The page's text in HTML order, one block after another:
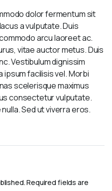
dolor fermentum sit
a vulputate. Duis
arcu laoreet ac.
vitae auctor metus. Duis
Vestibulum dignissim
ipsum facilisis vel. Morbi
scelerisque maximus
consectetur vulputate.
Sed ut viverra eros.
Required fields are